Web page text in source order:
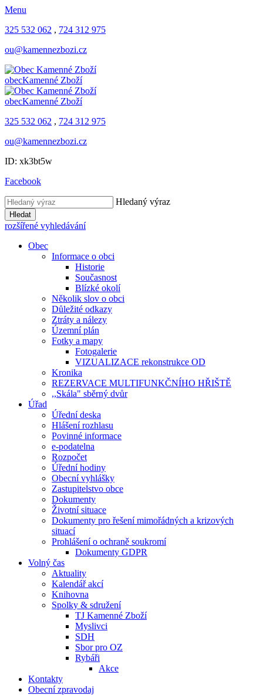
Menu
325 532 062 , 724 312 975
ou@kamennezbozi.cz
obecKamenné Zboží
obecKamenné Zboží
325 532 062 , 724 312 975
ou@kamennezbozi.cz
ID: xk3bt5w
Facebook
Hledaný výraz
Hledat
rozšířené vyhledávání
Obec
Informace o obci
Historie
Současnost
Blízké okolí
Několik slov o obci
Důležité odkazy
Ztráty a nálezy
Územní plán
Fotky a mapy
Fotogalerie
VIZUALIZACE rekonstrukce OD
Kronika
REZERVACE MULTIFUNKČNÍHO HŘIŠTĚ
,,Skála" sběrný dvůr
Úřad
Úřední deska
Hlášení rozhlasu
Povinné informace
e-podatelna
Rozpočet
Úřední hodiny
Obecní vyhlášky
Zastupitelstvo obce
Dokumenty
Životní situace
Dokumenty pro řešení mimořádných a krizových
situací
Prohlášení o ochraně soukromí
Dokumenty GDPR
Volný čas
Aktuality
Kalendář akcí
Knihovna
Spolky & sdružení
TJ Kamenné Zboží
Myslivci
SDH
Sbor pro OZ
Rybáři
Akce
Kontakty
Obecní zpravodaj